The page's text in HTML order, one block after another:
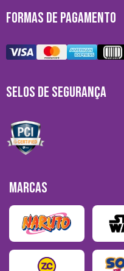
FORMAS DE PAGAMENTO
SELOS DE SEGURANÇA
MARCAS